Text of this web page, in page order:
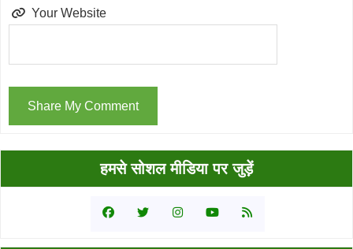
Your Website
Sidebar
हमसे सोशल मीडिया पर जुड़ें